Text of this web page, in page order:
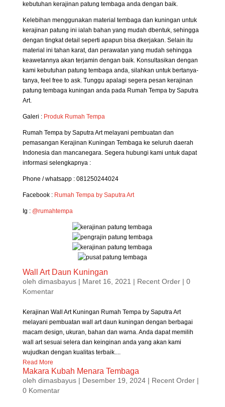
kebutuhan kerajinan patung tembaga anda dengan baik.
Kelebihan menggunakan material tembaga dan kuningan untuk
kerajinan patung ini ialah bahan yang mudah dbentuk, sehingga
dengan tingkat detail seperti apapun bisa dkerjakan. Selain itu
material ini tahan karat, dan perawatan yang mudah sehingga
keawetannya akan terjamin dengan baik. Konsultasikan dengan
kami kebutuhan patung tembaga anda, silahkan untuk bertanya-
tanya, feel free to ask. Tunggu apalagi segera pesan kerajinan
patung tembaga kuningan anda pada Rumah Tempa by Saputra
Art.
Galeri : Produk Rumah Tempa
Rumah Tempa by Saputra Art melayani pembuatan dan
pemasangan Kerajinan Kuningan Tembaga ke seluruh daerah
Indonesia dan mancanegara. Segera hubungi kami untuk dapat
informasi selengkapnya :
Phone / whatsapp : 081250244024
Facebook : Rumah Tempa by Saputra Art
Ig : @rumahtempa
Wall Art Daun Kuningan
oleh dimasbayus| Maret 16, 2021 | Recent Order| 0
Komentar
Kerajinan Wall Art Kuningan Rumah Tempa by Saputra Art
melayani pembuatan wall art daun kuningan dengan berbagai
macam design, ukuran, bahan dan warna. Anda dapat memilih
wall art sesuai selera dan keinginan anda yang akan kami
wujudkan dengan kualitas terbaik....
Read More
Makara Kubah Menara Tembaga
oleh dimasbayus| Desember 19, 2024| Recent Order|
0 Komentar